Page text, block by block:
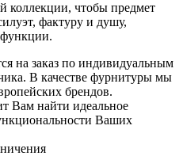
коллекции, чтобы предмет
фактуру и душу,
функции.
на заказ по индивидуальным
В качестве фурнитуры мы
брендов.
Вам найти идеальное
Ваших